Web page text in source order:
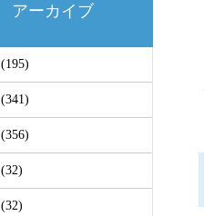
アーカイブ
(195)
(341)
(356)
(32)
(32)